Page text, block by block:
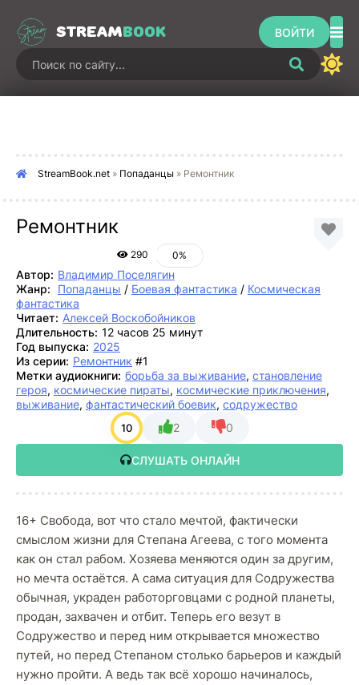
STREAMBOOK ВОЙТИ
StreamBook.net » Попаданцы » Ремонтник
Ремонтник
290 0%
Автор: Владимир Поселягин
Жанр:
Попаданцы / Боевая фантастика / Космическая
фантастика
Читает: Алексей Воскобойников
Длительность: 12 часов 25 минут
Год выпуска: 2025
Из серии: Ремонтник #1
Метки аудиокниги: борьба за выживание, становление
героя, космические пираты, космические приключения,
выживание, фантастический боевик, содружество
10 2 0
СЛУШАТЬ ОНЛАЙН
16+ Свобода, вот что стало мечтой, фактически
смыслом жизни для Степана Агеева, с того момента
как он стал рабом. Хозяева меняются один за другим,
но мечта остаётся. А сама ситуация для Содружества
обычная, украден работорговцами с родной планеты,
продан, захвачен и отбит. Теперь его везут в
Содружество и перед ним открывается множество
путей, но перед Степаном столько барьеров и каждый
нужно пройти. А ведь так всё хорошо начиналось,